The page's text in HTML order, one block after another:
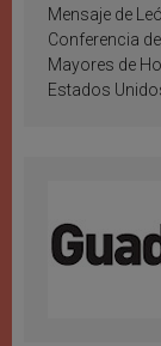
inspiración y
Mensaje de
Conferencia
Mayores de
Estados